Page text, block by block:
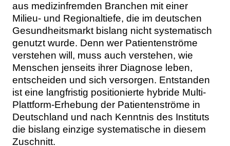
aus medizinfremden Branchen mit einer
Milieu- und Regionaltiefe, die im deutschen
Gesundheitsmarkt bislang nicht systematisch
genutzt wurde. Denn wer Patientenströme
verstehen will, muss auch verstehen, wie
Menschen jenseits ihrer Diagnose leben,
entscheiden und sich versorgen. Entstanden
ist eine langfristig positionierte hybride Multi-
Plattform-Erhebung der Patientenströme in
Deutschland und nach Kenntnis des Instituts
die bislang einzige systematische in diesem
Zuschnitt.